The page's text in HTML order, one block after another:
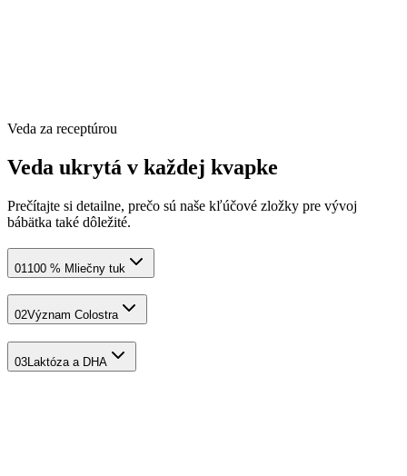
Veda za receptúrou
Veda ukrytá v každej kvapke
Prečítajte si detailne, prečo sú naše kľúčové zložky pre vývoj
bábätka také dôležité.
01 100 % Mliečny tuk
02Význam Colostra
03Laktóza a DHA